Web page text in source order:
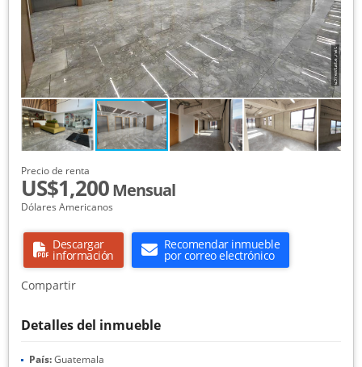
Precio de renta
US$1,200Mensual
Dólares Americanos
Descargar
información
Recomendar inmueble
por correo electrónico
Compartir
Detalles del inmueble
País:Guatemala